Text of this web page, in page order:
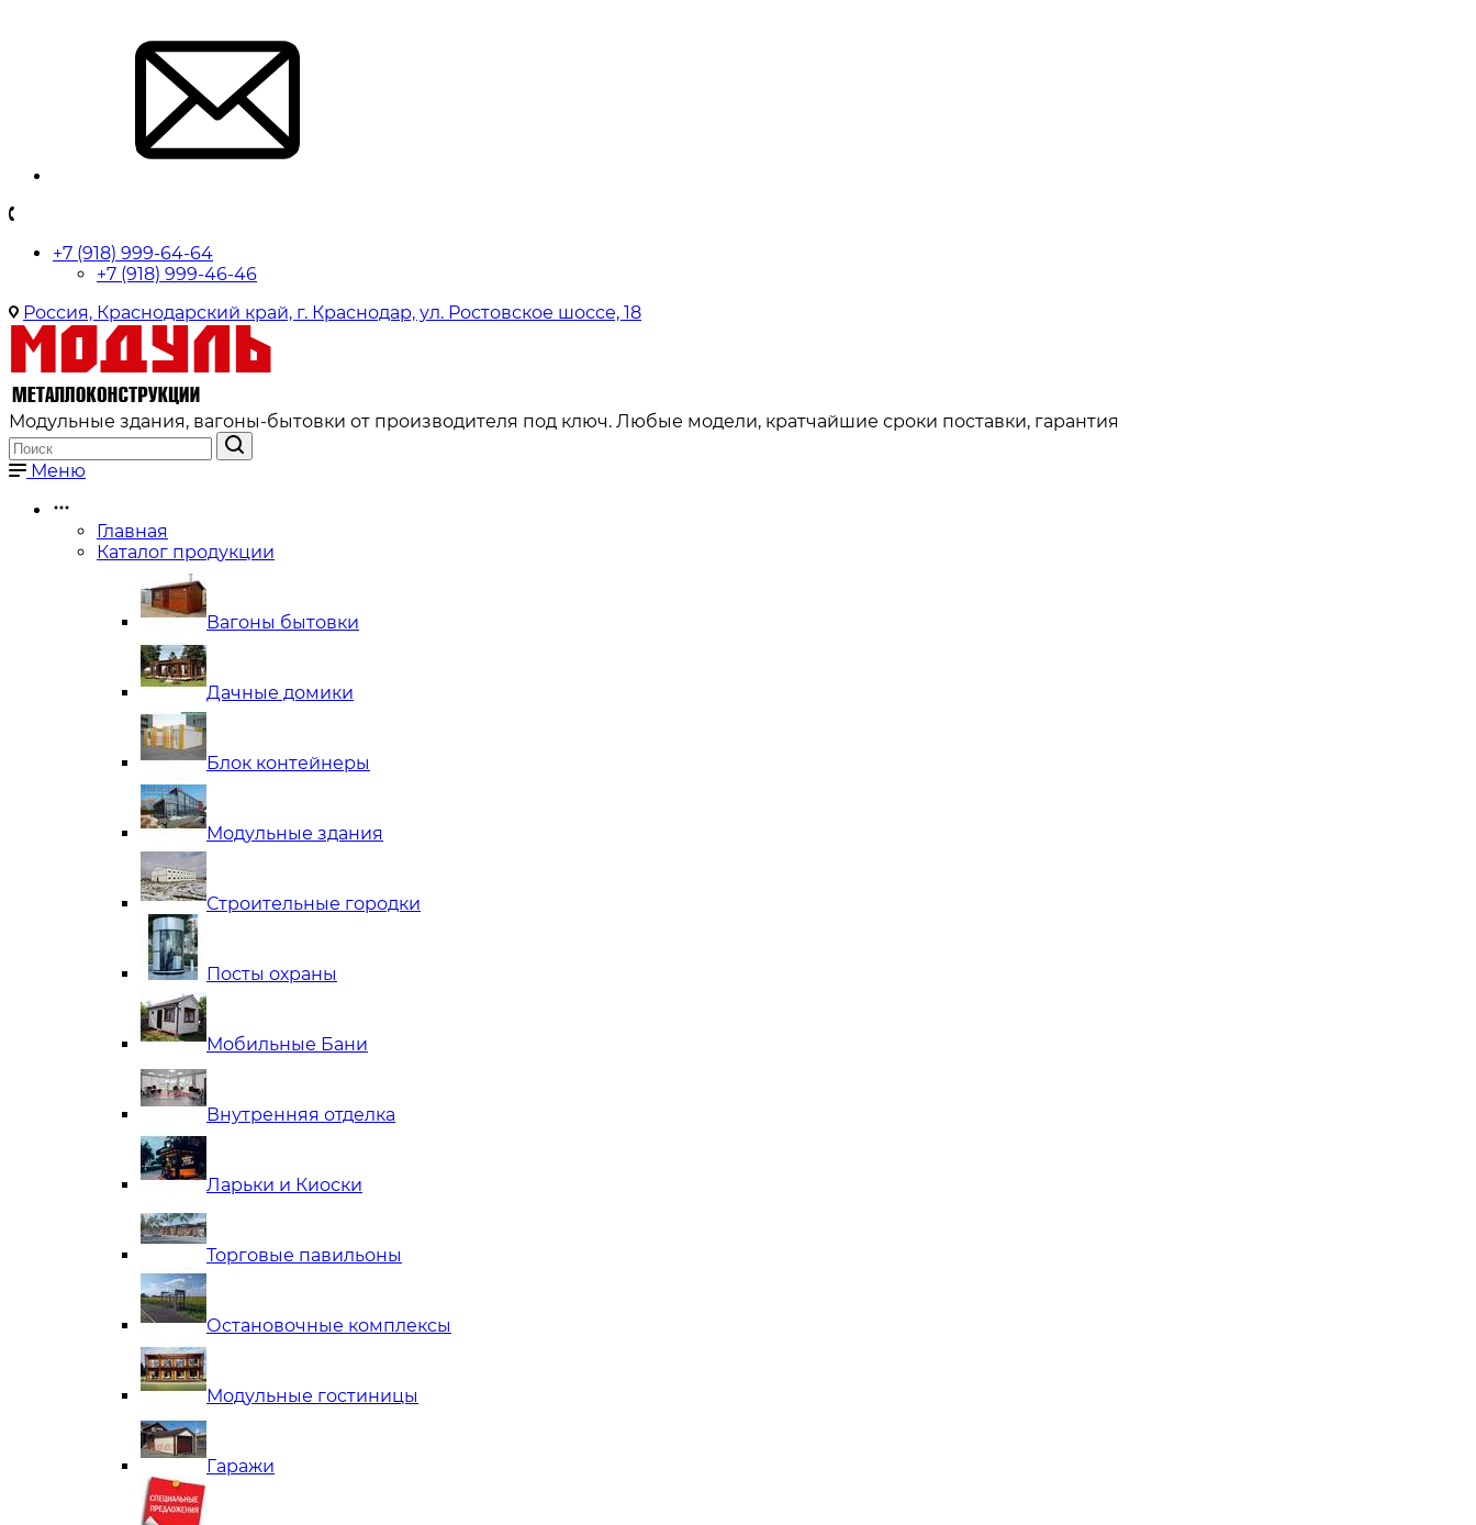
+7 (918) 999-64-64
+7 (918) 999-46-46
Россия, Краснодарский край, г. Краснодар, ул. Ростовское шоссе, 18
Модульные здания, вагоны-бытовки от производителя под ключ. Любые модели, кратчайшие сроки поставки, гарантия
Меню
Главная
Каталог продукции
Вагоны бытовки
Дачные домики
Блок контейнеры
Модульные здания
Строительные городки
Посты охраны
Мобильные Бани
Внутренняя отделка
Ларьки и Киоски
Торговые павильоны
Остановочные комплексы
Модульные гостиницы
Гаражи